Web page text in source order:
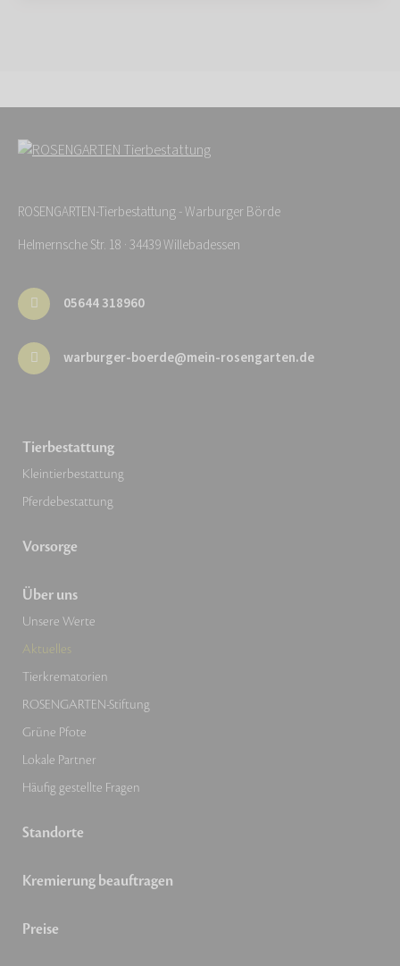
ROSENGARTEN-Tierbestattung - Warburger Börde
Helmernsche Str. 18 · 34439 Willebadessen
05644 318960
warburger-boerde@mein-rosengarten.de
Tierbestattung
Kleintierbestattung
Pferdebestattung
Vorsorge
Über uns
Unsere Werte
Aktuelles
Tierkrematorien
ROSENGARTEN-Stiftung
Grüne Pfote
Lokale Partner
Häufig gestellte Fragen
Standorte
Kremierung beauftragen
Preise